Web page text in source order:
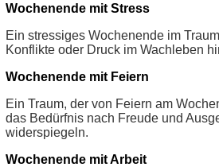
Wochenende mit Stress
Ein stressiges Wochenende im
Konflikte oder Druck im Wachleben
Wochenende mit Feiern
Ein Traum, der von Feiern am
das Bedürfnis nach Freude und
widerspiegeln.
Wochenende mit Arbeit